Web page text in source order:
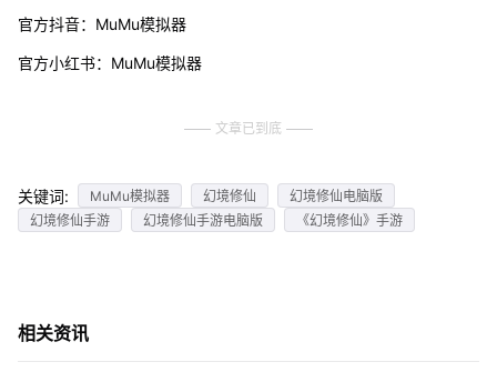
官方抖音：MuMu模拟器
官方小红书：MuMu模拟器
文章已到底
关键词: MuMu模拟器 幻境修仙
幻境修仙电脑版
幻境修仙手游
幻境修仙手游电脑版 《幻境修仙》手游
相关资讯